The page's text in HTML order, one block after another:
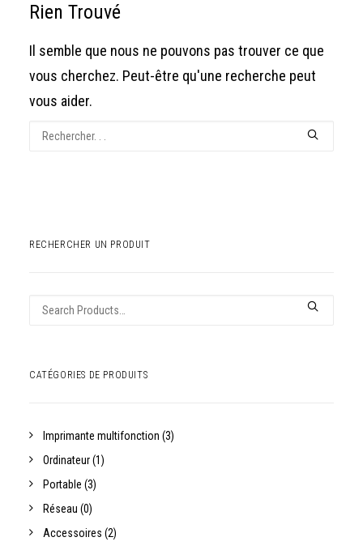
Rien Trouvé
Il semble que nous ne pouvons pas trouver ce que
vous cherchez. Peut-être qu'une recherche peut
vous aider.
RECHERCHER UN PRODUIT
Recherche
CATÉGORIES DE PRODUITS
Imprimante multifonction (3)
Ordinateur(1)
Portable (3)
Réseau (0)
Accessoires (2)